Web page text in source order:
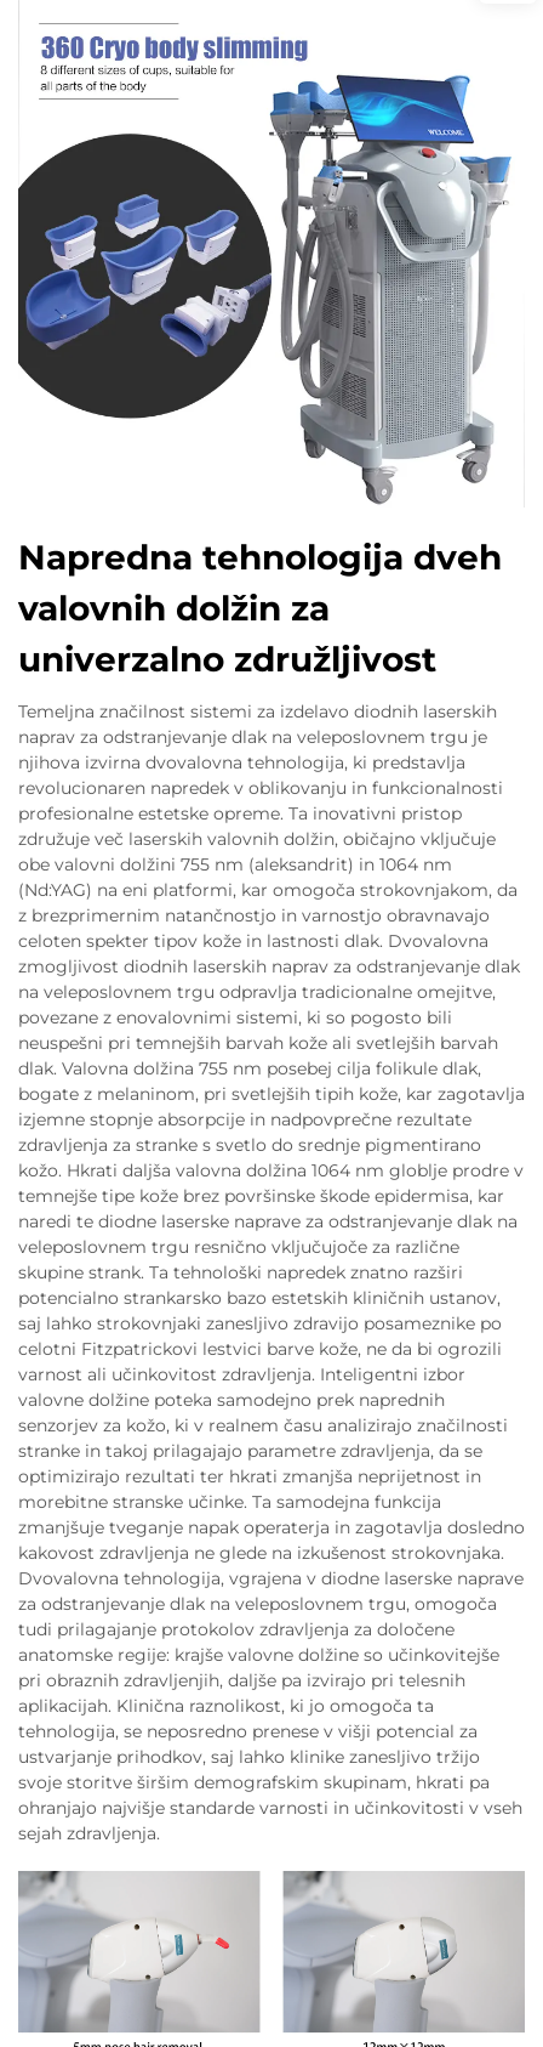
Napredna tehnologija dveh
valovnih dolžin za
univerzalno združljivost
Temeljna značilnost sistemi za izdelavo diodnih laserskih
naprav za odstranjevanje dlak na veleposlovnem trgu je
njihova izvirna dvovalovna tehnologija, ki predstavlja
revolucionaren napredek v oblikovanju in funkcionalnosti
profesionalne estetske opreme. Ta inovativni pristop
združuje več laserskih valovnih dolžin, običajno vključuje
obe valovni dolžini 755 nm (aleksandrit) in 1064 nm
(Nd:YAG) na eni platformi, kar omogoča strokovnjakom, da
z brezprimernim natančnostjo in varnostjo obravnavajo
celoten spekter tipov kože in lastnosti dlak. Dvovalovna
zmogljivost diodnih laserskih naprav za odstranjevanje dlak
na veleposlovnem trgu odpravlja tradicionalne omejitve,
povezane z enovalovnimi sistemi, ki so pogosto bili
neuspešni pri temnejših barvah kože ali svetlejših barvah
dlak. Valovna dolžina 755 nm posebej cilja folikule dlak,
bogate z melaninom, pri svetlejših tipih kože, kar zagotavlja
izjemne stopnje absorpcije in nadpovprečne rezultate
zdravljenja za stranke s svetlo do srednje pigmentirano
kožo. Hkrati daljša valovna dolžina 1064 nm globlje prodre v
temnejše tipe kože brez površinske škode epidermisa, kar
naredi te diodne laserske naprave za odstranjevanje dlak na
veleposlovnem trgu resnično vključujoče za različne
skupine strank. Ta tehnološki napredek znatno razširi
potencialno strankarsko bazo estetskih kliničnih ustanov,
saj lahko strokovnjaki zanesljivo zdravijo posameznike po
celotni Fitzpatrickovi lestvici barve kože, ne da bi ogrozili
varnost ali učinkovitost zdravljenja. Inteligentni izbor
valovne dolžine poteka samodejno prek naprednih
senzorjev za kožo, ki v realnem času analizirajo značilnosti
stranke in takoj prilagajajo parametre zdravljenja, da se
optimizirajo rezultati ter hkrati zmanjša neprijetnost in
morebitne stranske učinke. Ta samodejna funkcija
zmanjšuje tveganje napak operaterja in zagotavlja dosledno
kakovost zdravljenja ne glede na izkušenost strokovnjaka.
Dvovalovna tehnologija, vgrajena v diodne laserske naprave
za odstranjevanje dlak na veleposlovnem trgu, omogoča
tudi prilagajanje protokolov zdravljenja za določene
anatomske regije: krajše valovne dolžine so učinkovitejše
pri obraznih zdravljenjih, daljše pa izvirajo pri telesnih
aplikacijah. Klinična raznolikost, ki jo omogoča ta
tehnologija, se neposredno prenese v višji potencial za
ustvarjanje prihodkov, saj lahko klinike zanesljivo tržijo
svoje storitve širšim demografskim skupinam, hkrati pa
ohranjajo najvišje standarde varnosti in učinkovitosti v vseh
sejah zdravljenja.